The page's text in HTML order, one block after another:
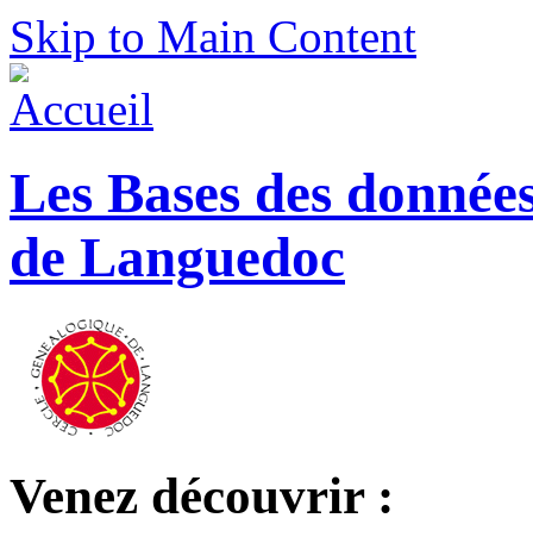
Skip to Main Content
Les Bases des
de Languedoc
Venez découvrir :